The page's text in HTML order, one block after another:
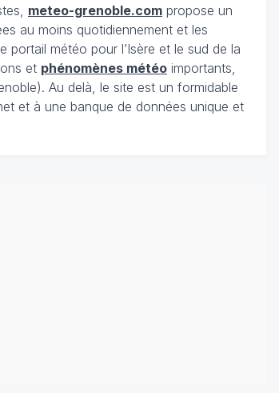
meteo-grenoble.com propose un
au moins quotidiennement et les
portail météo pour l’Isère et le sud de la
et phénomènes météo importants,
Au delà, le site est un formidable
et à une banque de données unique et